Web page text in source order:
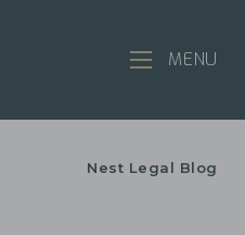
Nest Legal Blog
MENU